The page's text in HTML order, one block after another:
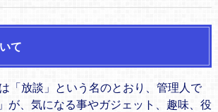
て
「放談」という名のとおり、管理人で
が、気になる事やガジェット、趣味、役